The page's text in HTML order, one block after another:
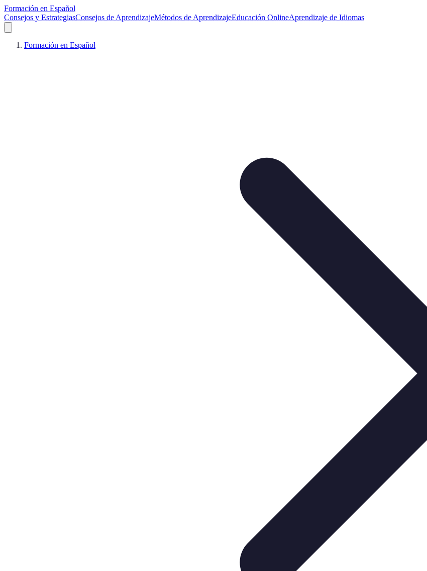
Formación en Español
Consejos y EstrategiasConsejos de AprendizajeMétodos de AprendizajeEducación OnlineAprendizaje de Idiomas
Formación en Español